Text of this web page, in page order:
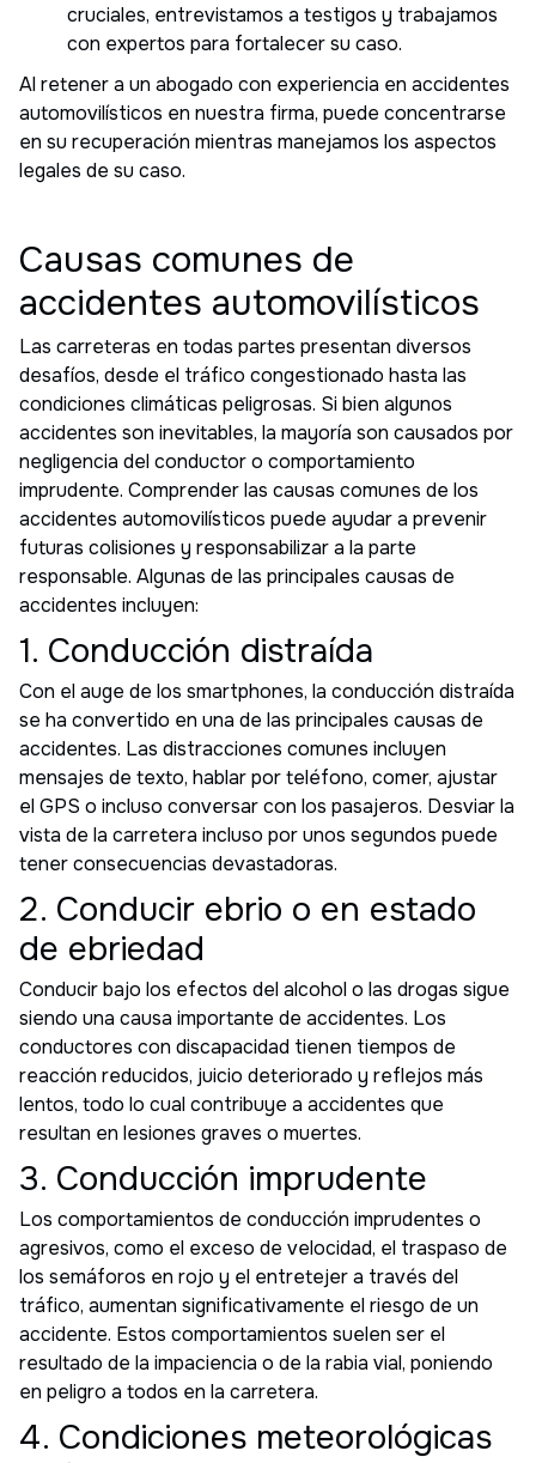
cruciales, entrevistamos a testigos y trabajamos
con expertos para fortalecer su caso.
Al retener a un abogado con experiencia en accidentes
automovilísticos en nuestra firma, puede concentrarse
en su recuperación mientras manejamos los aspectos
legales de su caso.
Causas comunes de
accidentes automovilísticos
Las carreteras en todas partes presentan diversos
desafíos, desde el tráfico congestionado hasta las
condiciones climáticas peligrosas. Si bien algunos
accidentes son inevitables, la mayoría son causados por
negligencia del conductor o comportamiento
imprudente. Comprender las causas comunes de los
accidentes automovilísticos puede ayudar a prevenir
futuras colisiones y responsabilizar a la parte
responsable. Algunas de las principales causas de
accidentes incluyen:
1. Conducción distraída
Con el auge de los smartphones, la conducción distraída
se ha convertido en una de las principales causas de
accidentes. Las distracciones comunes incluyen
mensajes de texto, hablar por teléfono, comer, ajustar
el GPS o incluso conversar con los pasajeros. Desviar la
vista de la carretera incluso por unos segundos puede
tener consecuencias devastadoras.
2. Conducir ebrio o en estado
de ebriedad
Conducir bajo los efectos del alcohol o las drogas sigue
siendo una causa importante de accidentes. Los
conductores con discapacidad tienen tiempos de
reacción reducidos, juicio deteriorado y reflejos más
lentos, todo lo cual contribuye a accidentes que
resultan en lesiones graves o muertes.
3. Conducción imprudente
Los comportamientos de conducción imprudentes o
agresivos, como el exceso de velocidad, el traspaso de
los semáforos en rojo y el entretejer a través del
tráfico, aumentan significativamente el riesgo de un
accidente. Estos comportamientos suelen ser el
resultado de la impaciencia o de la rabia vial, poniendo
en peligro a todos en la carretera.
4. Condiciones meteorológicas